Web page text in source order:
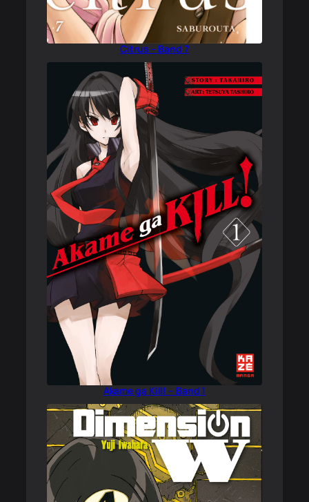
Citrus – Band 7
Akame ga Kill! – Band 1